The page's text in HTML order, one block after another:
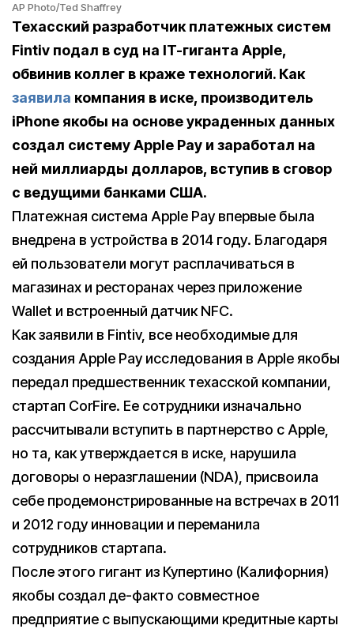
AP Photo/Ted Shaffrey
Техасский разработчик платежных систем
Fintiv подал в суд на IT-гиганта Apple,
обвинив коллег в краже технологий. Как
заявила компания в иске, производитель
iPhone якобы на основе украденных данных
создал систему Apple Pay и заработал на
ней миллиарды долларов, вступив в сговор
с ведущими банками США.
Платежная система Apple Pay впервые была
внедрена в устройства в 2014 году. Благодаря
ей пользователи могут расплачиваться в
магазинах и ресторанах через приложение
Wallet и встроенный датчик NFC.
Как заявили в Fintiv, все необходимые для
создания Apple Pay исследования в Apple якобы
передал предшественник техасской компании,
стартап CorFire. Ее сотрудники изначально
рассчитывали вступить в партнерство с Apple,
но та, как утверждается в иске, нарушила
договоры о неразглашении (NDA), присвоила
себе продемонстрированные на встречах в 2011
и 2012 году инновации и переманила
сотрудников стартапа.
После этого гигант из Купертино (Калифорния)
якобы создал де-факто совместное
предприятие с выпускающими кредитные карты